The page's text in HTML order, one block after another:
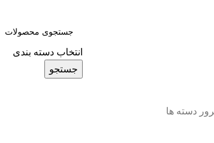
انتخاب دسته بندی
جستجو
دسته ها